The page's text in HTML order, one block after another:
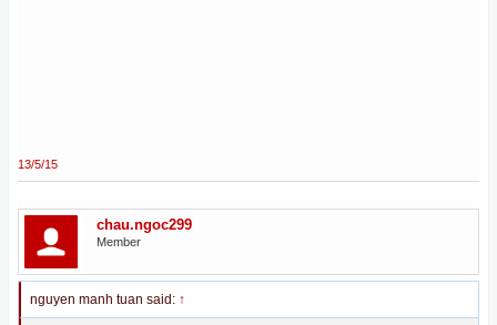
13/5/15
chau.ngoc299
Member
nguyen manh tuan said: ↑